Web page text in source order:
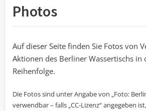
Photos
Auf dieser Seite finden Sie Fotos von
Aktionen des Berliner Wassertischs in
Reihenfolge.
Die Fotos sind unter Angabe von „Foto:
verwendbar – falls „CC-Lizenz“ angegeben